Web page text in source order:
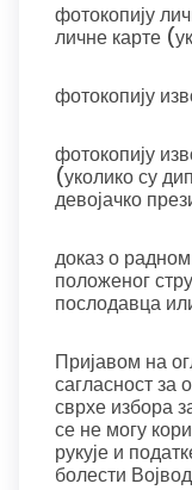
фотокопију
личне карте
фотокопију
фотокопију
(уколико су
девојачко
доказ о
положеног
послодавца
Пријавом на
сагласност за
сврхе избора
се не могу
рукује и
болести